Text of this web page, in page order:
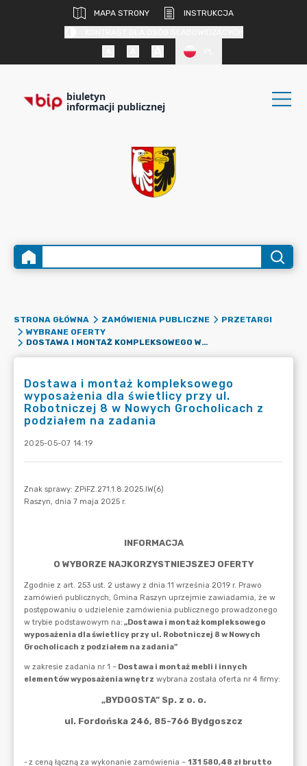
MAPA STRONY
INSTRUKCJA
biuletyn
informacji publicznej
STRONA GŁÓWNA ZAMÓWIENIA PUBLICZNE
PRZETARGI
WYBRANE OFERTY
DOSTAWA I MONTAŻ KOMPLEKSOWEGO WYPOSAŻENIA DLA ŚWIETLICY PRZY UL. ROBOTNICZEJ 8 W NOWYCH GROCHOLICACH Z PODZIAŁEM NA ZADANIA
Dostawa i montaż kompleksowego
wyposażenia dla świetlicy przy ul.
Robotniczej 8 w Nowych Grocholicach z
podziałem na zadania
2025-05-07 14:19